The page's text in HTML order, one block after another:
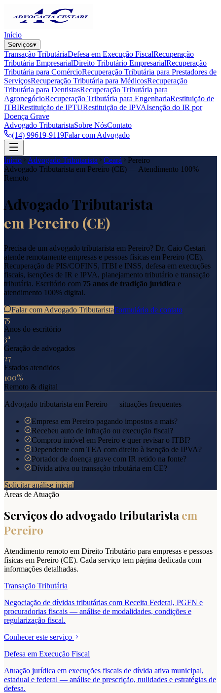
Início
Serviços▾
Transação TributáriaDefesa em Execução FiscalRecuperação
Tributária EmpresarialDireito Tributário EmpresarialRecuperação
Tributária para ComércioRecuperação Tributária para Prestadores de
ServiçosRecuperação Tributária para MédicosRecuperação
Tributária para DentistasRecuperação Tributária para
AgronegócioRecuperação Tributária para EngenhariaRestituição de
ITBIRestituição de IPTURestituição de IPVAIsenção do IR por
Doença Grave
Advogado TributaristaSobre NósContato
(14) 99619-9119Falar com Advogado
Início Advogado Tributarista Ceará
Pereiro
Advogado Tributarista em Pereiro (CE) — Atendimento 100%
Remoto
Advogado Tributarista
em Pereiro (CE)
Precisa de um advogado tributarista em Pereiro? Dr. Caio Cestari
atende remotamente empresas e pessoas físicas em Pereiro (CE).
Recuperação de PIS/COFINS, ITBI e INSS, defesa em execuções
fiscais, isenções de IR e IPVA, planejamento tributário e transação
tributária. Escritório com 75 anos de tradição jurídica e
atendimento 100% digital.
Falar com Advogado TributaristaFormulário de contato
75
Anos do escritório
3ª
Geração de advogados
27
Estados atendidos
100%
Remoto & digital
Advogado tributarista em Pereiro — situações frequentes
Empresa em Pereiro pagando impostos a mais?
Recebeu auto de infração ou execução fiscal?
Comprou imóvel em Pereiro e quer revisar o ITBI?
Dependente com TEA com direito à isenção de IPVA?
Portador de doença grave com IR retido na fonte?
Dívida ativa ou transação tributária em CE?
Solicitar análise inicial
Áreas de Atuação
Serviços do advogado tributarista em
Pereiro
Atendimento remoto em Direito Tributário para empresas e pessoas
físicas em Pereiro (CE). Cada serviço tem página dedicada com
informações detalhadas.
Transação Tributária
Negociação de dívidas tributárias com Receita Federal, PGFN e
procuradorias fiscais — análise de modalidades, condições e
regularização fiscal.
Conhecer este serviço
Defesa em Execução Fiscal
Atuação jurídica em execuções fiscais de dívida ativa municipal,
estadual e federal — análise de prescrição, nulidades e estratégias de
defesa.